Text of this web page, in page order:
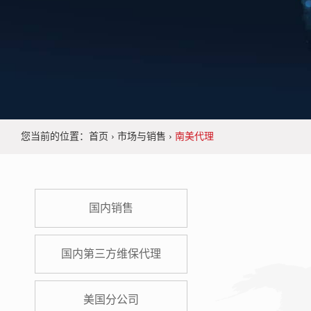
您当前的位置： 首页 › 市场与销售 › 南美代理
国内销售
国内第三方维保代理
美国分公司